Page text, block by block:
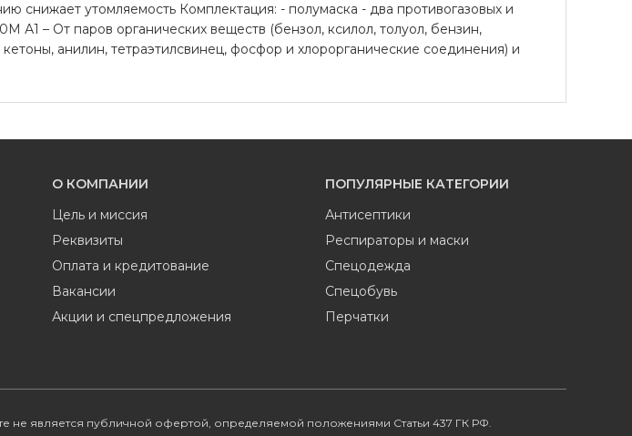
снижает утомляемость Комплектация: - полумаска - два противогазовых и
А1 – От паров органических веществ (бензол, ксилол, толуол, бензин,
анилин, тетраэтилсвинец, фосфор и хлорорганические соединения) и
О КОМПАНИИ
Цель и миссия
Реквизиты
Оплата и кредитование
Вакансии
Акции и спецпредложения
ПОПУЛЯРНЫЕ КАТЕГОРИИ
Антисептики
Респираторы и маски
Спецодежда
Спецобувь
Перчатки
не является публичной офертой, определяемой положениями Статьи 437 ГК РФ.